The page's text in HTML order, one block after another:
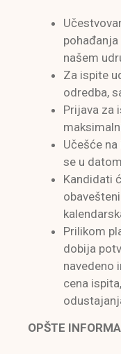
našem
Za ispite
odredba,
Prijava za
Učešće
se u
Kandidati
Prilikom
dobija
navedeno
cena
OPŠTE